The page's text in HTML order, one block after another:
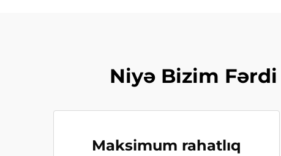
Niyə Bizim Fərdi
Maksimum rahatlıq